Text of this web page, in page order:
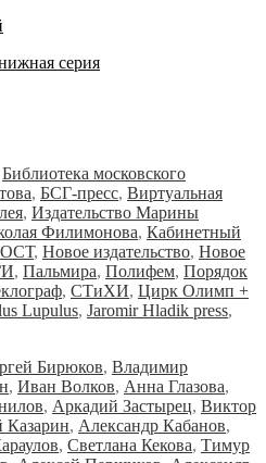
серия
Библиотека московского
, БСГ-пресс, Виртуальная
, Издательство Марины
Филимонова, Кабинетный
, Новое издательство, Новое
, Пальмира, Полифем, Порядок
, СТиХИ, Цирк Олимп +
Lupulus, Jaromir Hladik press,
Бирюков, Владимир
, Иван Волков, Анна Глазова,
, Аркадий Застырец, Виктор
, Александр Кабанов,
, Светлана Кекова, Тимур